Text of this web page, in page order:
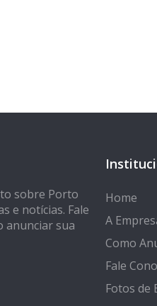
sobre Porto
e notícias. Fale
anunciar sua
Home
A
Como
Fale
Fotos de